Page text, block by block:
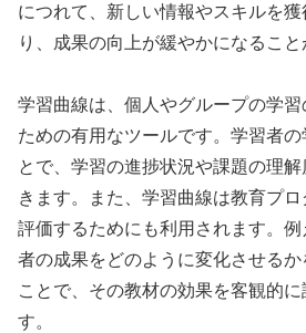
につれて、新しい情報やスキルを
り、成果の向上が緩やかになること
学習曲線は、個人やグループの学
ための有用なツールです。学習者
とで、学習の進捗状況や課題の理
きます。また、学習曲線は教育プ
評価するためにも利用されます。
者の成果をどのように変化させる
ことで、その教材の効果を客観的
す。